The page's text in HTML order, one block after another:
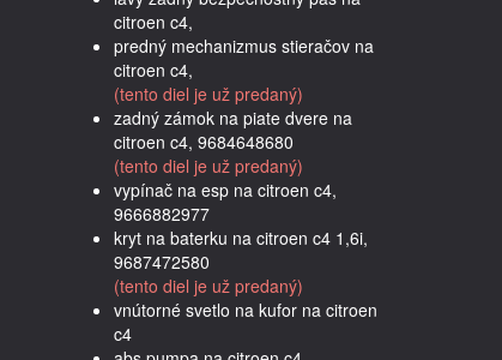
citroen c4,
predný mechanizmus stieračov na
citroen c4,
(tento diel je už predaný)
zadný zámok na piate dvere na
citroen c4, 9684648680
(tento diel je už predaný)
vypínač na esp na citroen c4,
9666882977
kryt na baterku na citroen c4 1,6i,
9687472580
(tento diel je už predaný)
vnútorné svetlo na kufor na citroen
c4